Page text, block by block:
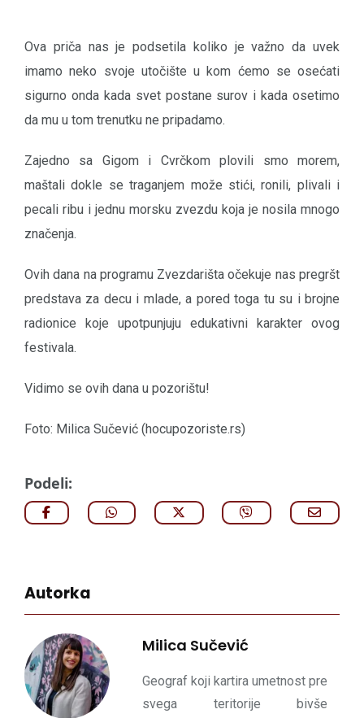
Ova priča nas je podsetila koliko je važno da uvek
imamo neko svoje utočište u kom ćemo se osećati
sigurno onda kada svet postane surov i kada osetimo
da mu u tom trenutku ne pripadamo.
Zajedno sa Gigom i Cvrčkom plovili smo morem,
maštali dokle se traganjem može stići, ronili, plivali i
pecali ribu i jednu morsku zvezdu koja je nosila mnogo
značenja.
Ovih dana na programu Zvezdarišta očekuje nas pregršt
predstava za decu i mlade, a pored toga tu su i brojne
radionice koje upotpunjuju edukativni karakter ovog
festivala.
Vidimo se ovih dana u pozorištu!
Foto: Milica Sučević (hocupozoriste.rs)
Podeli:
Autorka
Milica Sučević
Geograf koji kartira umetnost pre
svega teritorije bivše